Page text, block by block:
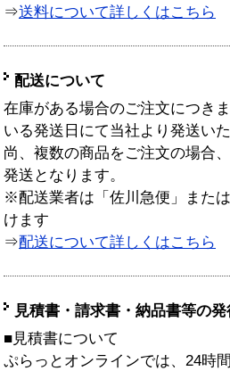
⇒送料について詳しくはこちら
配送について
在庫がある場合のご注文につき
いる発送日にて当社より発送い
尚、複数の商品をご注文の場合
発送となります。
※配送業者は「佐川急便」また
けます
⇒配送について詳しくはこちら
見積書・請求書・納品書等の
■見積書について
ぷらっとオンラインでは、24時